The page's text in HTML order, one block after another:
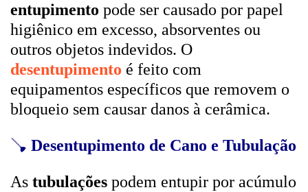
entupimento pode ser causado por papel
higiênico em excesso, absorventes ou
outros objetos indevidos. O
desentupimento é feito com
equipamentos específicos que removem o
bloqueio sem causar danos à cerâmica.
🪠 Desentupimento de Cano e Tubulação
As tubulações podem entupir por acúmulo